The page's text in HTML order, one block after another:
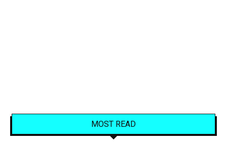
MOST READ